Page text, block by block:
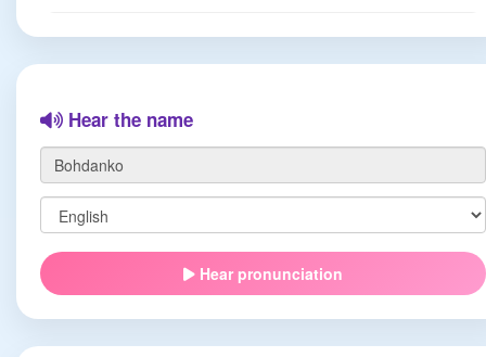
Hear the name
Hear pronunciation